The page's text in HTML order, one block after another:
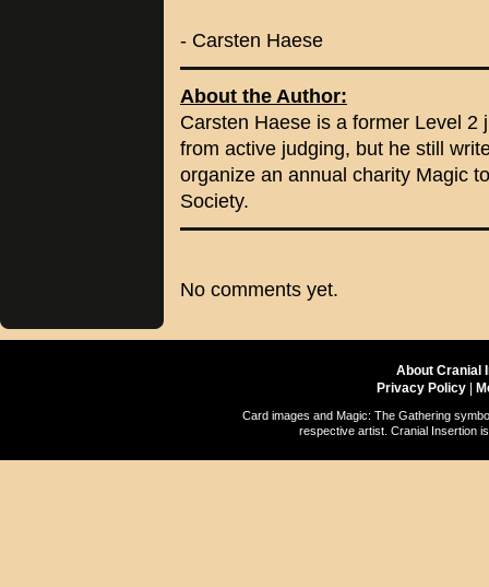
- Carsten Haese
About the Author:
Carsten Haese is a former Level 2
from active judging, but he still
organize an annual charity Magic
Society.
No comments yet.
About Cranial
Privacy Policy
Card images and Magic: The Gathering
respective artist. Cranial Insertion